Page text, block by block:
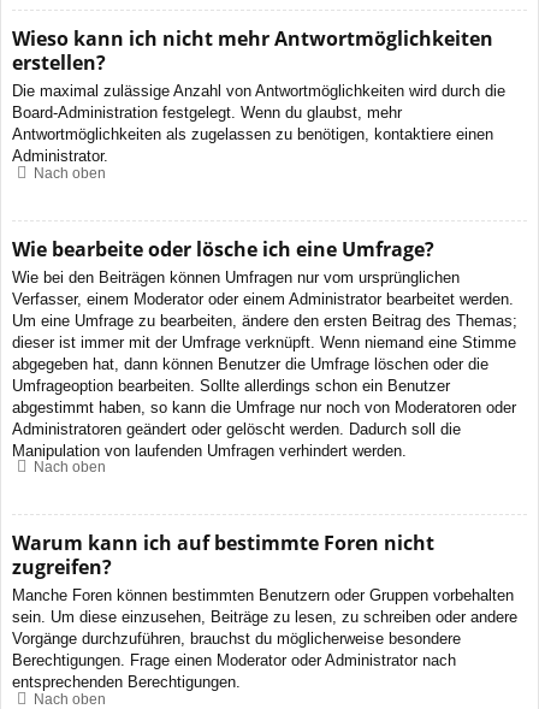
Wieso kann ich nicht mehr Antwortmöglichkeiten
erstellen?
Die maximal zulässige Anzahl von Antwortmöglichkeiten wird durch die
Board-Administration festgelegt. Wenn du glaubst, mehr
Antwortmöglichkeiten als zugelassen zu benötigen, kontaktiere einen
Administrator.
Nach oben
Wie bearbeite oder lösche ich eine Umfrage?
Wie bei den Beiträgen können Umfragen nur vom ursprünglichen
Verfasser, einem Moderator oder einem Administrator bearbeitet werden.
Um eine Umfrage zu bearbeiten, ändere den ersten Beitrag des Themas;
dieser ist immer mit der Umfrage verknüpft. Wenn niemand eine Stimme
abgegeben hat, dann können Benutzer die Umfrage löschen oder die
Umfrageoption bearbeiten. Sollte allerdings schon ein Benutzer
abgestimmt haben, so kann die Umfrage nur noch von Moderatoren oder
Administratoren geändert oder gelöscht werden. Dadurch soll die
Manipulation von laufenden Umfragen verhindert werden.
Nach oben
Warum kann ich auf bestimmte Foren nicht
zugreifen?
Manche Foren können bestimmten Benutzern oder Gruppen vorbehalten
sein. Um diese einzusehen, Beiträge zu lesen, zu schreiben oder andere
Vorgänge durchzuführen, brauchst du möglicherweise besondere
Berechtigungen. Frage einen Moderator oder Administrator nach
entsprechenden Berechtigungen.
Nach oben